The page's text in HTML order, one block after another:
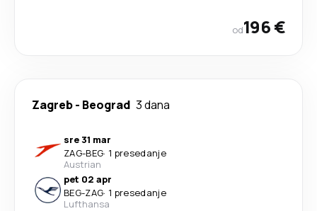
od196 €
Zagreb- Beograd 3 dana
sre 31 mar
ZAG-BEG· 1 presedanje
Austrian
pet 02 apr
BEG-ZAG· 1 presedanje
Lufthansa